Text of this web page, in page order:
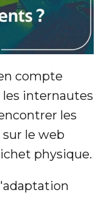
compte
les internautes
les
le web
physique.